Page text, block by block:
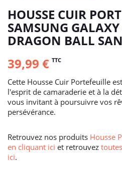
HOUSSE CUIR
SAMSUNG
DRAGON BALL
39,99 € TTC
Cette Housse Cuir Portefeuille
l'esprit de camaraderie et à la
vous invitant à poursuivre vos
persévérance.
Retrouvez nos produits Housse
en cliquant ici et retrouvez
ici.